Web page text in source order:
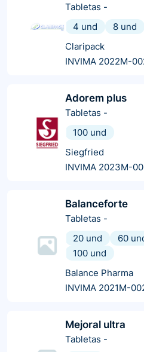
Tabletas -
4 und
8 und
Claripack
INVIMA 2022M-
Adorem plus
Tabletas -
100 und
Siegfried
INVIMA 2023M-
Balanceforte
Tabletas -
20 und
60
100 und
Balance Pharma
INVIMA 2021M-
Mejoral ultra
Tabletas -